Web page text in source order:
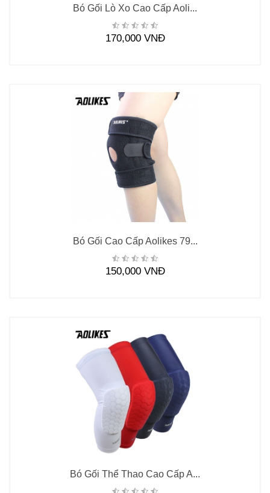
Bó Gối Lò Xo Cao Cấp Aoli...
170,000 VNĐ
Bó Gối Cao Cấp Aolikes 79...
150,000 VNĐ
Bó Gối Thể Thao Cao Cấp A...